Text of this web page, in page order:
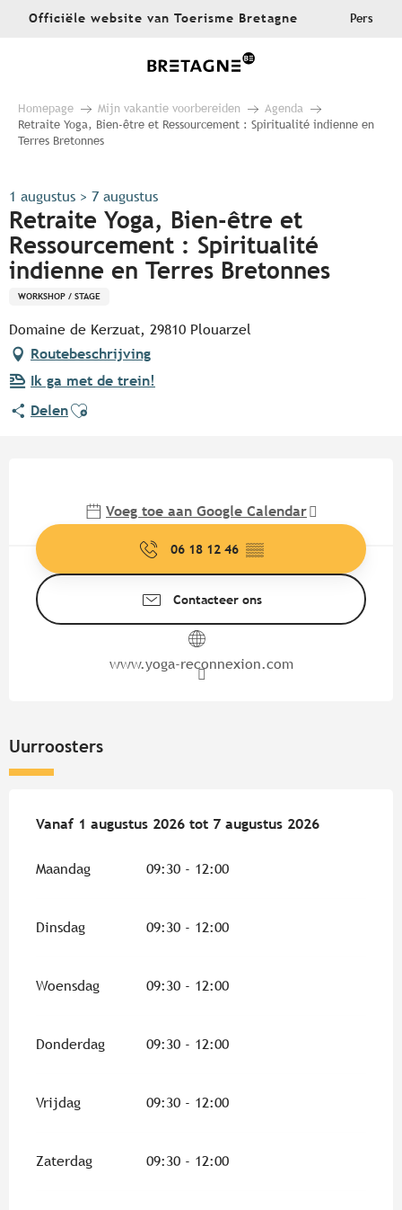
AllerOfficiële website van Toerisme Bretagne Pers
Homepage Mijn vakantie voorbereiden
Agenda
Retraite Yoga, Bien-être et Ressourcement : Spiritualité indienne en
Terres Bretonnes
1 augustus > 7 augustus
Retraite Yoga, Bien-être et
Ressourcement : Spiritualité
indienne en Terres Bretonnes
WORKSHOP / STAGE
Domaine de Kerzuat, 29810 Plouarzel
Routebeschrijving
Ik ga met de trein!
DelenAjouter aux favoris
Voeg toe aan Google Calendar
06 18 12 46 ▒▒
Contacteer ons
www.yoga-reconnexion.com
Uurroosters
Vanaf1 augustus 2026 tot 7 augustus 2026
Vanaf1 augustus 2026 tot 7 augustus 2026
Maandag 09:30 - 12:00
Dinsdag 09:30 - 12:00
Woensdag 09:30 - 12:00
Donderdag 09:30 - 12:00
Vrijdag 09:30 - 12:00
Zaterdag 09:30 - 12:00